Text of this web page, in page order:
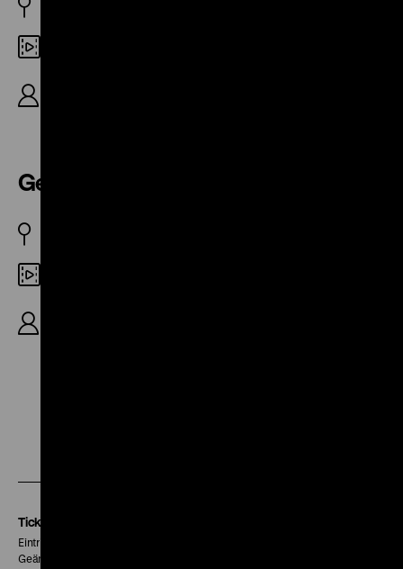
Geschundenes Moor
Tickets
Eintritt 5 €
Geänderte Preise sind im Programm vermerkt.